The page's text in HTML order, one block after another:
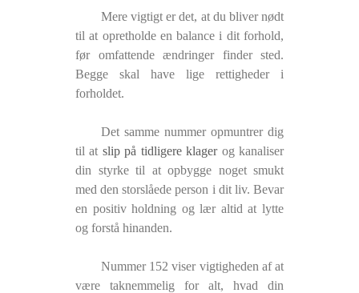
Mere vigtigt er det, at du bliver nødt
til at opretholde en balance i dit forhold,
før omfattende ændringer finder sted.
Begge skal have lige rettigheder i
forholdet.
Det samme nummer opmuntrer dig
til at slip på tidligere klagerog kanaliser
din styrke til at opbygge noget smukt
med den storslåede person i dit liv. Bevar
en positiv holdning og lær altid at lytte
og forstå hinanden.
Nummer 152 viser vigtigheden af ​​at
være taknemmelig for alt, hvad din